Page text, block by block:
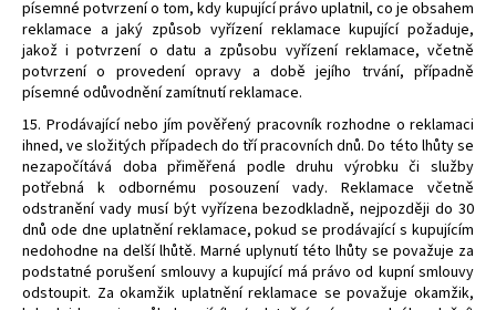
písemné potvrzení o tom, kdy kupující právo uplatnil, co je obsahem
reklamace a jaký způsob vyřízení reklamace kupující požaduje,
jakož i potvrzení o datu a způsobu vyřízení reklamace, včetně
potvrzení o provedení opravy a době jejího trvání, případně
písemné odůvodnění zamítnutí reklamace.
15. Prodávající nebo jím pověřený pracovník rozhodne o reklamaci
ihned, ve složitých případech do tří pracovních dnů. Do této lhůty se
nezapočítává doba přiměřená podle druhu výrobku či služby
potřebná k odbornému posouzení vady. Reklamace včetně
odstranění vady musí být vyřízena bezodkladně, nejpozději do 30
dnů ode dne uplatnění reklamace, pokud se prodávající s kupujícím
nedohodne na delší lhůtě. Marné uplynutí této lhůty se považuje za
podstatné porušení smlouvy a kupující má právo od kupní smlouvy
odstoupit. Za okamžik uplatnění reklamace se považuje okamžik,